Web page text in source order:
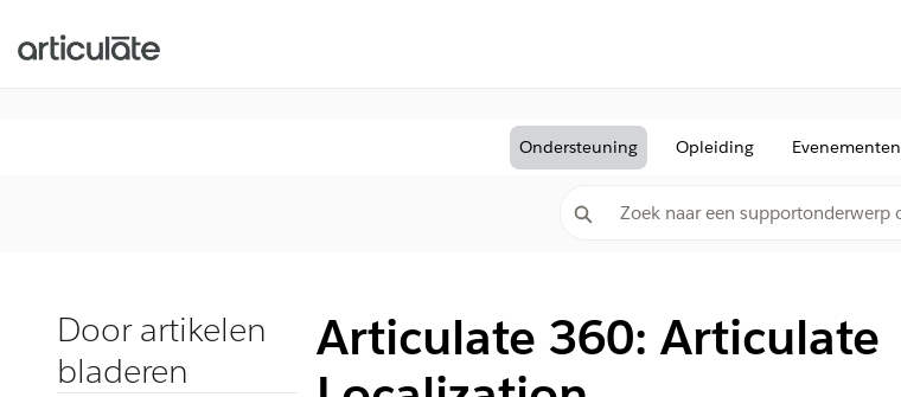
Ondersteuning Opleiding Evenementen
Door artikelen
bladeren
Articulate 360: Articulate